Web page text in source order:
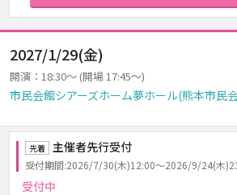
2027/1/29(金)
開演：18:30～ (開場 17:45～)
市民会館シアーズホーム夢ホール(熊本市民
先着 主催者先行受付
受付期間:2026/7/30(木)12:00～2026/9/24(木
受付中